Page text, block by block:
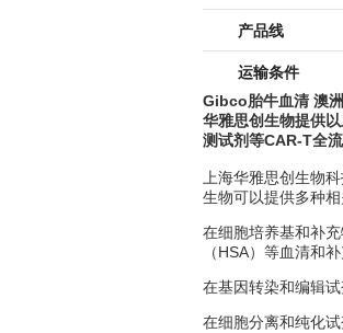
产品线
运输条件
Gibco胎牛血清 澳
华雅思创生物提供
测试剂等CAR-T全
上海华雅思创生物
生物可以提供多种
在细胞培养基和补
（HSA）等血清和
在基因转染和编辑
在细胞分离和纯化